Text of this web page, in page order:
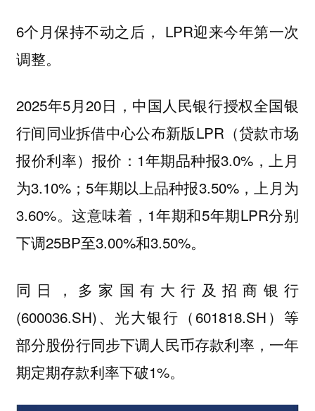
6个月保持不动之后， LPR迎来今年第一次
调整。
2025年5月20日，中国人民银行授权全国银
行间同业拆借中心公布新版LPR（贷款市场
报价利率）报价：1年期品种报3.0%，上月
为3.10%；5年期以上品种报3.50%，上月为
3.60%。这意味着，1年期和5年期LPR分别
下调25BP至3.00%和3.50%。
同日，多家国有大行及招商银行
(600036.SH)、光大银行（601818.SH）等
部分股份行同步下调人民币存款利率，一年
期定期存款利率下破1%。